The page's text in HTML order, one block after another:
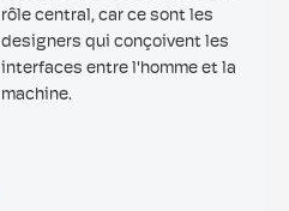
rôle central, car ce sont les
designers qui conçoivent les
interfaces entre l'homme et la
machine.